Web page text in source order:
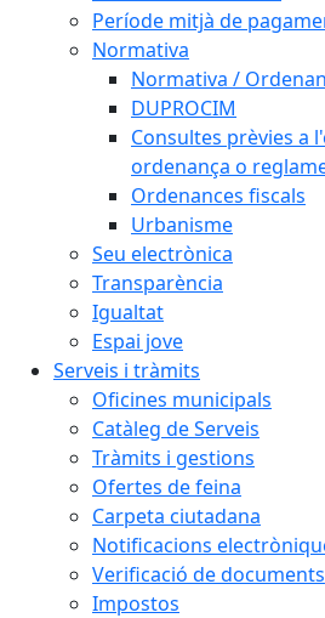
Període mitjà de
Normativa
Normativa /
DUPROCIM
Consultes prèvies a
ordenança o
Ordenances fiscals
Urbanisme
Seu electrònica
Transparència
Igualtat
Espai jove
Serveis i tràmits
Oficines municipals
Catàleg de Serveis
Tràmits i gestions
Ofertes de feina
Carpeta ciutadana
Notificacions
Verificació de documents
Impostos